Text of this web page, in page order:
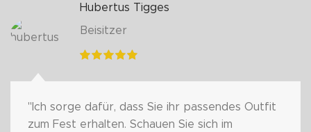
Hubertus Tigges
Beisitzer
"Ich sorge dafür, dass Sie ihr passendes Outfit
zum Fest erhalten. Schauen Sie sich im